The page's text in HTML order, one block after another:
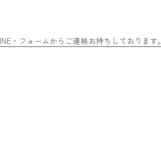
・フォームからご連絡お持ちしております。